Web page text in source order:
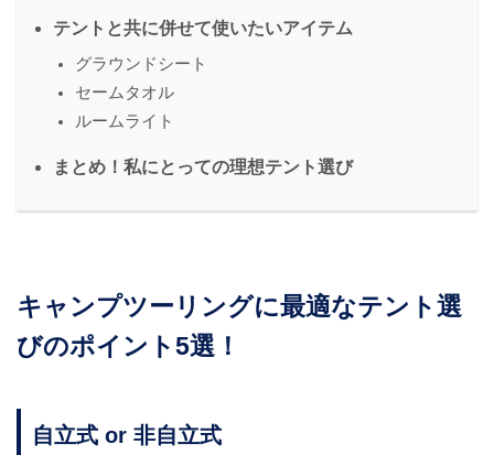
テントと共に併せて使いたいアイテム
グラウンドシート
セームタオル
ルームライト
まとめ！私にとっての理想テント選び
キャンプツーリングに最適なテント選
びのポイント5選！
自立式 or 非自立式